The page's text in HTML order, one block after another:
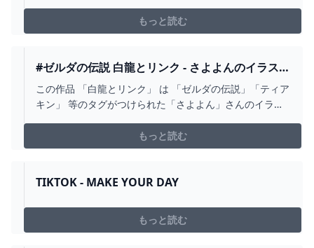
ダ姫の覚悟、シナリオの覚悟 jp.ign.com 内容については
あくまでクラベさんのコラムなので特に僕からどうこう
まりにも自分と真逆で面白かったので「自分はどう感じ
たか」というのを書いておきます。 結論から言うと、自
分は「あの最後だからダメ」ではなく、「あれだからい
い」というのが素直な感想でした。 途中まではクラベさ
んと同じように考えていたけ
もっと読む
#ゼルダの伝説 白龍とリンク - さよよんのイラスト
- PIXIV
この作品 「白龍とリンク」 は 「ゼルダの伝説」「ティア
キン」 等のタグがつけられた「さよよん」さんのイラス
と思いまして。昨年はティアキンを心ゆくまでたっぷり
楽しみ、感動した1年でした〜！今年もよろしくお願いし
もっと読む
TIKTOK - MAKE YOUR DAY
もっと読む